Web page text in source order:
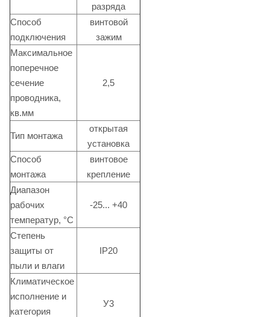
разряда
Способ
подключения
винтовой
зажим
Максимальное
поперечное
сечение
проводника,
кв.мм
2,5
Тип монтажа
открытая
установка
Способ
монтажа
винтовое
крепление
Диапазон
рабочих
температур, °C
-25... +40
Степень
защиты от
пыли и влаги
IP20
Климатическое
исполнение и
категория
У3